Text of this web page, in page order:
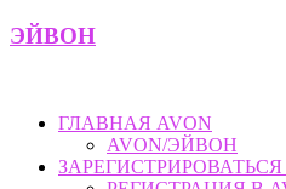
Skip
ЭЙВОН
ГЛАВНАЯ AVON
AVON/ЭЙВОН